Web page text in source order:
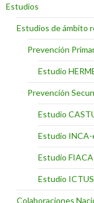
Estudios
Estudios de ámbito
Prevención
Estudio
Prevención
Estudio
Estudio INCA-
Estudio FIACA
Estudio
Colaboraciones